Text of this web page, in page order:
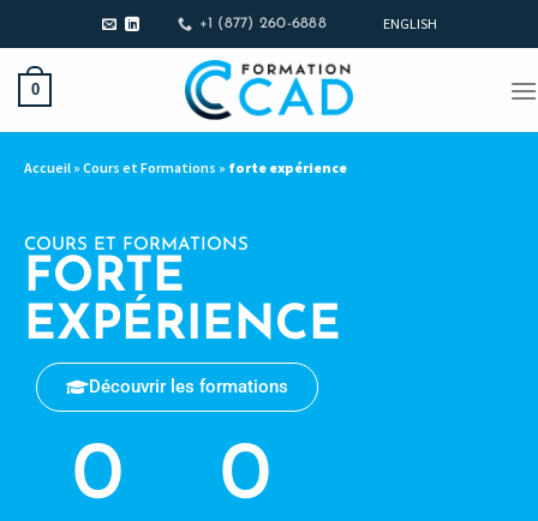
+1 (877) 260-6888 ENGLISH
0
Accueil » Cours et Formations » forte expérience
COURS ET FORMATIONS
FORTE
EXPÉRIENCE
Découvrir les formations
0 0